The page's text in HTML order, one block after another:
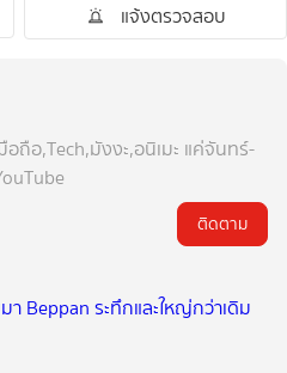
แจ้งตรวจสอบ
ถือ,Tech,มังงะ,อนิเมะ แค่จันทร์-
ติดตาม